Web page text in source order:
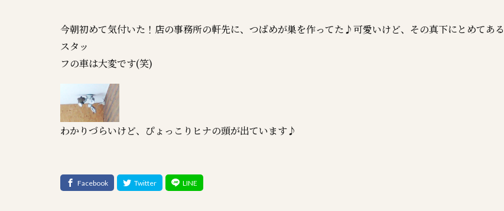
今朝初めて気付いた！店の事務所の軒先に、つばめが巣を作ってた♪可愛いけど、その真下にとめてある
スタッ
フの車は大変です(笑)
わかりづらいけど、ぴょっこりヒナの頭が出ています♪